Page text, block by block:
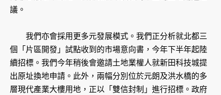
議。
我們亦會採用更多元發展模式。我們正分析就北都三
個「片區開發」試點收到的市場意向書，今年下半年起陸
續招標。我們今年稍後會邀請土地業權人就新田科技城提
出原址換地申請。此外，兩幅分別位於元朗及洪水橋的多
層現代產業大樓用地，正以「雙信封制」進行招標。政府